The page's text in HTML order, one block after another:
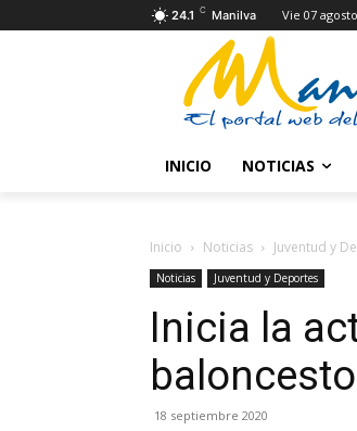
24.1 C Manilva Vie 07
INICIO NOTICIAS
Inicio Noticias Juventud y
Noticias Juventud y Deportes
Inicia la
baloncesto
18 septiembre 2020